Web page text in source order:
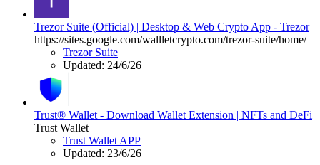
Trezor Suite (Official) | Desktop & Web Crypto App - Trezor
https://sites.google.com/wallletcrypto.com/trezor-suite/home/
Trezor Suite
Updated: 24/6/26
Trust® Wallet - Download Wallet Extension | NFTs and DeFi
Trust Wallet
Trust Wallet APP
Updated: 23/6/26